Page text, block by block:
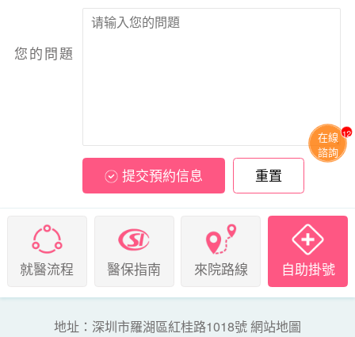
您的問題
提交預約信息 重置
就醫流程 醫保指南 來院路線 自助掛號
地址：深圳市羅湖區紅桂路1018號網站地圖
在線
諮詢
12